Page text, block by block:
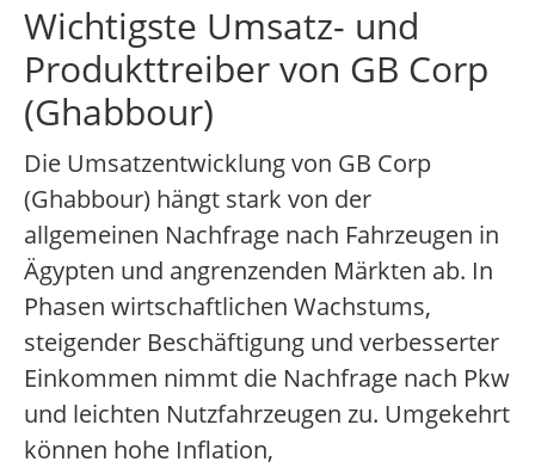
Wichtigste Umsatz- und
Produkttreiber von GB Corp
(Ghabbour)
Die Umsatzentwicklung von GB Corp
(Ghabbour) hängt stark von der
allgemeinen Nachfrage nach Fahrzeugen in
Ägypten und angrenzenden Märkten ab. In
Phasen wirtschaftlichen Wachstums,
steigender Beschäftigung und verbesserter
Einkommen nimmt die Nachfrage nach Pkw
und leichten Nutzfahrzeugen zu. Umgekehrt
können hohe Inflation,